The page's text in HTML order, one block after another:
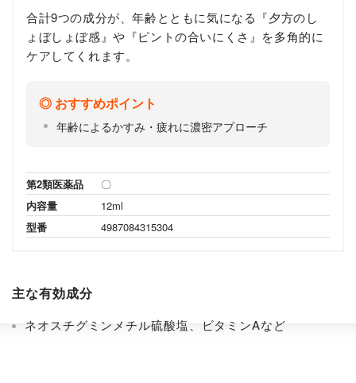
合計9つの成分が、年齢とともに気になる『夕方のし
ょぼしょぼ感』や『ピントの合いにくさ』を多角的に
ケアしてくれます。
おすすめポイント
年齢によるかすみ・疲れに濃密アプローチ
第2類医薬品
〇
内容量
12ml
型番
4987084315304
主な有効成分
ネオスチグミンメチル硫酸塩、ビタミンAなど